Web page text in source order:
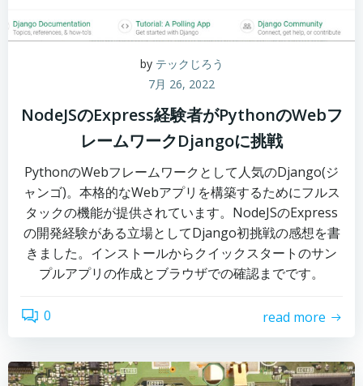
by テックじろう
7月 26, 2022
NodeJSのExpress経験者がPythonのWebフ
レームワークDjangoに挑戦
PythonのWebフレームワークとして人気のDjango(ジ
ャンゴ)。本格的なWebアプリを構築するためにフルス
タックの機能が提供されています。NodeJSのExpress
の開発経験がある立場としてDjango初挑戦の感想を書
きました。インストールからクイックスタートのサン
プルアプリの作成とブラウザでの確認までです。
0 read more